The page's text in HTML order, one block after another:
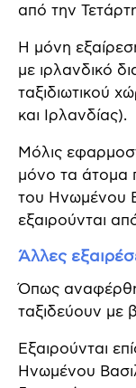
από την
Η μόνη
με ιρλανδικό
ταξιδιωτικού
και Ιρλανδίας).
Μόλις
μόνο τα άτομα
του Ηνωμένου
εξαιρούνται
Άλλες
Όπως
ταξιδεύουν με
Εξαιρούνται
Ηνωμένου